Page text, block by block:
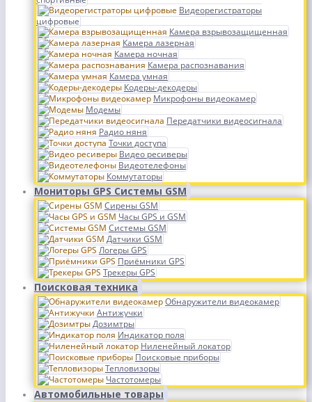
Видеорегистраторы
цифровые
Камера взрывозащищенная
Камера лазерная
Камера ночная
Камера распознавания
Камера умная
Кодеры-декодеры
Микрофоны видеокамер
Модемы
Передатчики видеосигнала
Радио няня
Точки доступа
Видео ресиверы
Видеотелефоны
Коммутаторы
Мониторы GPS Системы GSM
Сирены GSM
Часы GPS и GSM
Системы GSM
Датчики GSM
Логеры GPS
Приёмники GPS
Трекеры GPS
Поисковая техника
Обнаружители видеокамер
Антижучки
Дозимтры
Индикатор поля
Ниленейный локатор
Поисковые приборы
Тепловизоры
Частотомеры
Автомобильные товары